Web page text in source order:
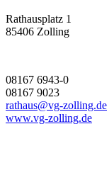
Rathausplatz 1
85406 Zolling
08167 6943-0
08167 9023
rathaus@vg-zolling.de
www.vg-zolling.de